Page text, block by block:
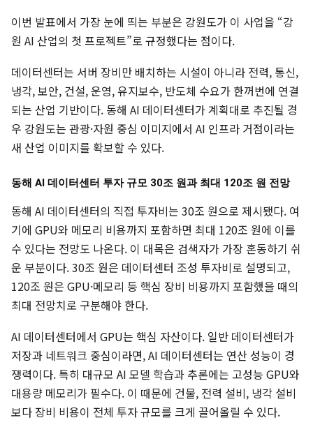
이번 발표에서 가장 눈에 띄는 부분은 강원도가 이 사업을 “강
원 AI 산업의 첫 프로젝트”로 규정했다는 점이다.
데이터센터는 서버 장비만 배치하는 시설이 아니라 전력, 통신,
냉각, 보안, 건설, 운영, 유지보수, 반도체 수요가 한꺼번에 연결
되는 산업 기반이다. 동해 AI 데이터센터가 계획대로 추진될 경
우 강원도는 관광·자원 중심 이미지에서 AI 인프라 거점이라는
새 산업 이미지를 확보할 수 있다.
동해 AI 데이터센터 투자 규모 30조 원과 최대 120조 원 전망
동해 AI 데이터센터의 직접 투자비는 30조 원으로 제시됐다. 여
기에 GPU와 메모리 비용까지 포함하면 최대 120조 원에 이를
수 있다는 전망도 나온다. 이 대목은 검색자가 가장 혼동하기 쉬
운 부분이다. 30조 원은 데이터센터 조성 투자비로 설명되고,
120조 원은 GPU·메모리 등 핵심 장비 비용까지 포함했을 때의
최대 전망치로 구분해야 한다.
AI 데이터센터에서 GPU는 핵심 자산이다. 일반 데이터센터가
저장과 네트워크 중심이라면, AI 데이터센터는 연산 성능이 경
쟁력이다. 특히 대규모 AI 모델 학습과 추론에는 고성능 GPU와
대용량 메모리가 필수다. 이 때문에 건물, 전력 설비, 냉각 설비
보다 장비 비용이 전체 투자 규모를 크게 끌어올릴 수 있다.